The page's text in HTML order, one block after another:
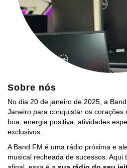
Sobre nós
No dia 20 de janeiro de 2025, a
Janeiro para conquistar os corações
boa, energia positiva, atividades
exclusivos.
A Band FM é uma rádio próxima e
musical recheada de sucessos. Aqui